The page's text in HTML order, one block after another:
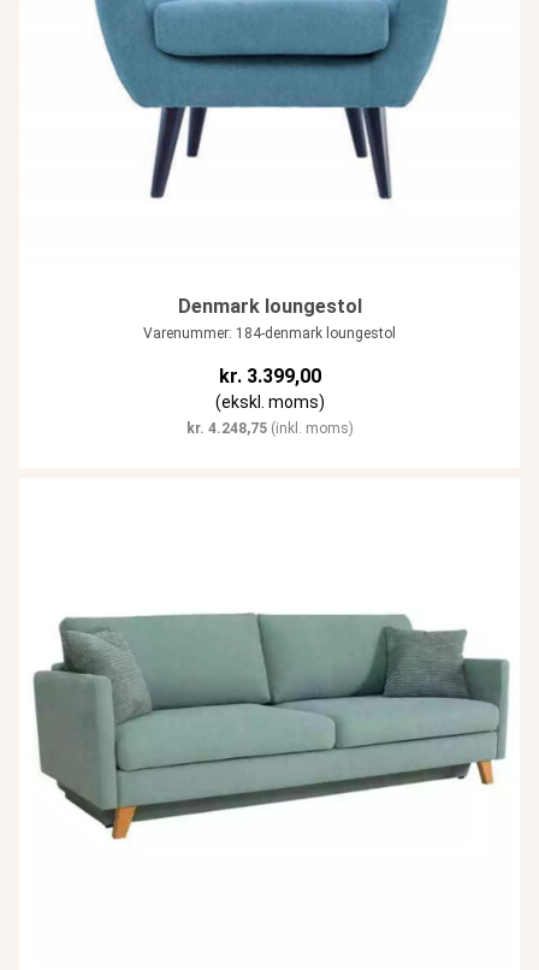
Denmark loungestol
Varenummer: 184-denmark loungestol
kr.3.399,00
(ekskl. moms)
kr. 4.248,75(inkl. moms)